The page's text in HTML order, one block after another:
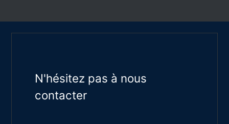
N'hésitez pas à nous
contacter